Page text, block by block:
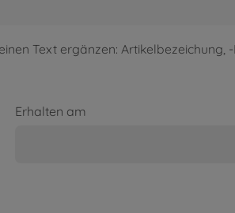
Text ergänzen: Artikelbezeichung,
Erhalten am